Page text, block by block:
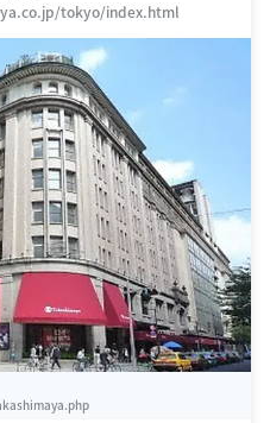
tokyo/index.html